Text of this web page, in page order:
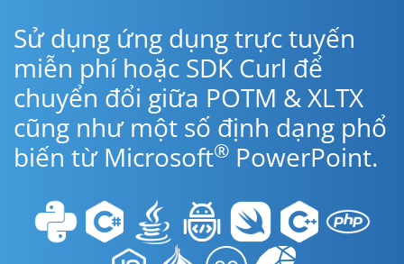
Sử dụng ứng dụng trực tuyến
miễn phí hoặc SDK Curl để
chuyển đổi giữa POTM & XLTX
cũng như một số định dạng phổ
biến từ Microsoft® PowerPoint.